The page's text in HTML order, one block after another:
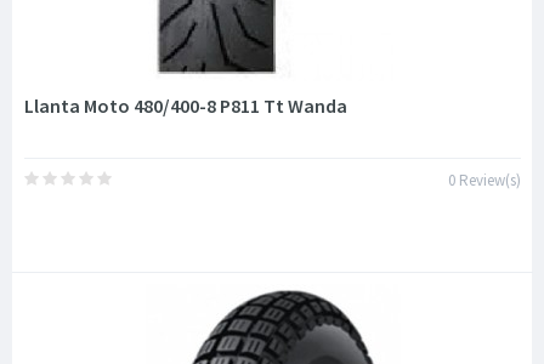
Llanta Moto 480/400-8 P811 Tt Wanda
0 Review(s)